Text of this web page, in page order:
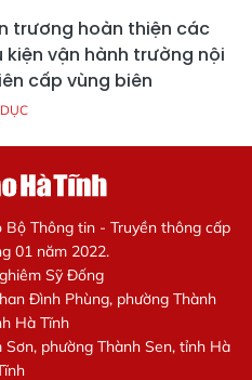
trương hoàn thiện các
kiện vận hành trường nội
cấp vùng biên
Bộ Thông tin - Truyền thông cấp
01 năm 2022.
Sỹ Đống
Đình Phùng, phường Thành
Hà Tĩnh
phường Thành Sen, tỉnh Hà